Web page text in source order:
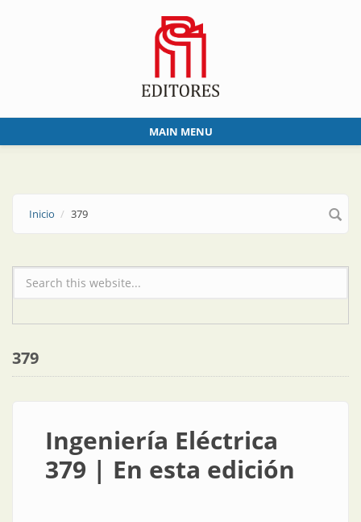
MAIN MENU
Inicio 379
Formulario de búsqueda
379
Ingeniería Eléctrica
379 | En esta edición